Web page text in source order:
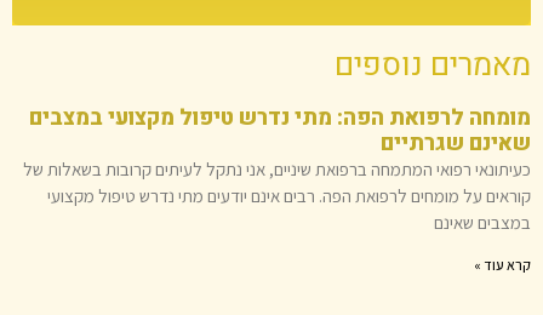
מאמרים נוספים
מומחה לרפואת הפה: מתי נדרש טיפול מקצועי במצבים
שאינם שגרתיים
כעיתונאי רפואי המתמחה ברפואת שיניים, אני נתקל לעיתים קרובות בשאלות של
קוראים על מומחים לרפואת הפה. רבים אינם יודעים מתי נדרש טיפול מקצועי
במצבים שאינם
קרא עוד »